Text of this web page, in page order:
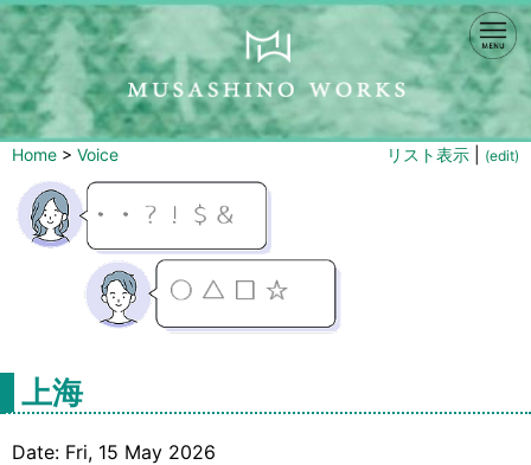
Home > Voice リスト表示 (edit)
上海
Date: Fri, 15 May 2026